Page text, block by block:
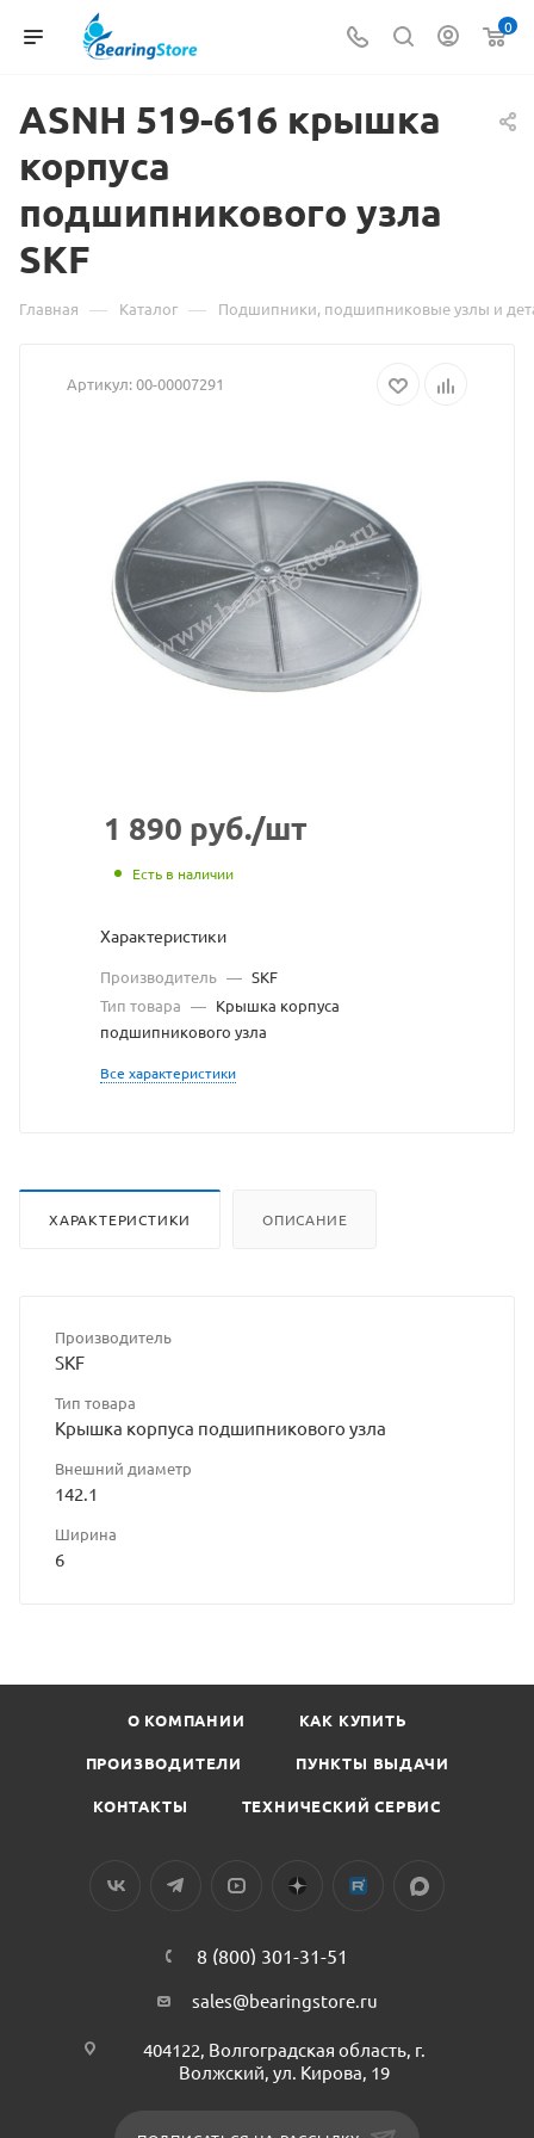
0
ASNH 519-616 крышка
корпуса
о
ASNH
616
корпуса
подшипникового
узла
SKF
взят
https://
по
ссылке
разрешения
владельца
сайта
подшипникового узла
SKF
Главная — Каталог — Подшипники, подшипниковые узлы и
Артикул:00-00007291
1 890 руб./шт
Есть в наличии
Характеристики
Производитель — SKF
Тип товара — Крышка корпуса
подшипникового узла
Все характеристики
ХАРАКТЕРИСТИКИ ОПИСАНИЕ
Производитель
SKF
Тип товара
Крышка корпуса подшипникового узла
Внешний диаметр
142.1
Ширина
6
О КОМПАНИИ КАК КУПИТЬ
ПРОИЗВОДИТЕЛИ ПУНКТЫ ВЫДАЧИ
КОНТАКТЫ ТЕХНИЧЕСКИЙ СЕРВИС
8 (800) 301-31-51
sales@bearingstore.ru
404122, Волгоградская область, г.
Волжский, ул. Кирова, 19